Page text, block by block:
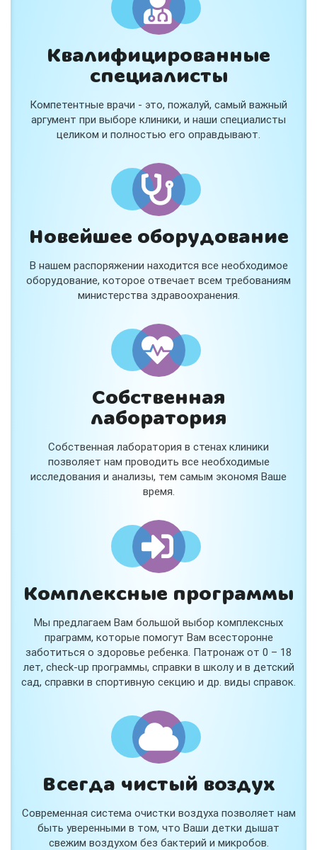
Квалифицированные
специалисты
Компетентные врачи - это, пожалуй, самый важный
аргумент при выборе клиники, и наши специалисты
целиком и полностью его оправдывают.
Новейшее оборудование
В нашем распоряжении находится все необходимое
оборудование, которое отвечает всем требованиям
министерства здравоохранения.
Собственная
лаборатория
Собственная лаборатория в стенах клиники
позволяет нам проводить все необходимые
исследования и анализы, тем самым экономя Ваше
время.
Комплексные программы
Мы предлагаем Вам большой выбор комплексных
праграмм, которые помогут Вам всесторонне
заботиться о здоровье ребенка. Патронаж от 0 – 18
лет, check-up программы, справки в школу и в детский
сад, справки в спортивную секцию и др. виды справок.
Всегда чистый воздух
Современная система очистки воздуха позволяет нам
быть уверенными в том, что Ваши детки дышат
свежим воздухом без бактерий и микробов.
Консультация ортопеда +
тейпирование за 1 приём
Вас или вашего ребёнка беспокоят:
- боли в спине, шее, коленях или ногах?
- дискомфорт после спорта и нагрузок?
В «Медлэнд» принимает известный ортопед-
травматолог Шехмаметьев Али Зарефуллович
В прием входит:
✔️ Осмотр и консультация врача
✔️ Рекомендации по вашей ситуации
✔️Тейпирование
спортсменам и беременным женщинам.
Специальная цена — 3000 ₽.
и расскажем подробнее!
Нет, спасибо
Я согласен на обработкуперсональных данных
Работает наСтримвуд